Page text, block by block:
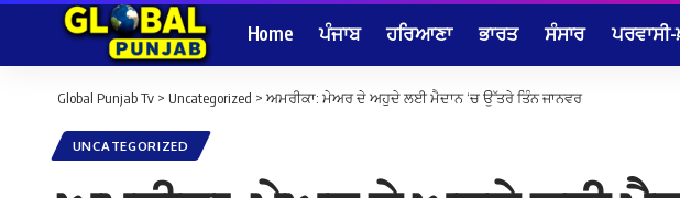
Home ਪੰਜਾਬ ਹਰਿਆਣਾ ਭਾਰਤ ਸੰਸਾਰ
Global Punjab Tv > Uncategorized > ਅਮਰੀਕਾ: ਮੇਅਰ ਦੇ ਅਹੁਦੇ ਲਈ ਮੈਦਾਨ ‘ਚ ਉੱਤਰੇ ਤਿੰਨ ਜਾਨਵਰ
UNCATEGORIZED